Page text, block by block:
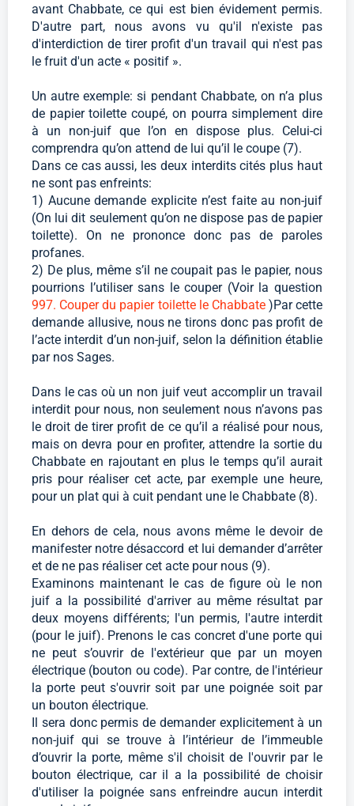
avant Chabbate, ce qui est bien évidement permis.
D'autre part, nous avons vu qu'il n'existe pas
d'interdiction de tirer profit d'un travail qui n'est pas
le fruit d'un acte « positif ».
Un autre exemple: si pendant Chabbate, on n’a plus
de papier toilette coupé, on pourra simplement dire
à un non-juif que l’on en dispose plus. Celui-ci
comprendra qu’on attend de lui qu’il le coupe (7).
Dans ce cas aussi, les deux interdits cités plus haut
ne sont pas enfreints:
1) Aucune demande explicite n’est faite au non-juif
(On lui dit seulement qu’on ne dispose pas de papier
toilette). On ne prononce donc pas de paroles
profanes.
2) De plus, même s’il ne coupait pas le papier, nous
pourrions l’utiliser sans le couper (Voir la question
997. Couper du papier toilette le Chabbate )Par cette
demande allusive, nous ne tirons donc pas profit de
l’acte interdit d’un non-juif, selon la définition établie
par nos Sages.
Dans le cas où un non juif veut accomplir un travail
interdit pour nous, non seulement nous n’avons pas
le droit de tirer profit de ce qu’il a réalisé pour nous,
mais on devra pour en profiter, attendre la sortie du
Chabbate en rajoutant en plus le temps qu’il aurait
pris pour réaliser cet acte, par exemple une heure,
pour un plat qui à cuit pendant une le Chabbate (8).
En dehors de cela, nous avons même le devoir de
manifester notre désaccord et lui demander d’arrêter
et de ne pas réaliser cet acte pour nous (9).
Examinons maintenant le cas de figure où le non
juif a la possibilité d'arriver au même résultat par
deux moyens différents; l'un permis, l'autre interdit
(pour le juif). Prenons le cas concret d'une porte qui
ne peut s’ouvrir de l'extérieur que par un moyen
électrique (bouton ou code). Par contre, de l'intérieur
la porte peut s'ouvrir soit par une poignée soit par
un bouton électrique.
Il sera donc permis de demander explicitement à un
non-juif qui se trouve à l’intérieur de l’immeuble
d’ouvrir la porte, même s'il choisit de l'ouvrir par le
bouton électrique, car il a la possibilité de choisir
d'utiliser la poignée sans enfreindre aucun interdit